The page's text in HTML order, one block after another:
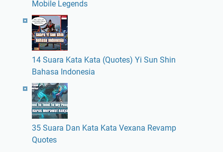
Mobile Legends
14 Suara Kata Kata (Quotes) Yi Sun Shin
Bahasa Indonesia
35 Suara Dan Kata Kata Vexana Revamp
Quotes